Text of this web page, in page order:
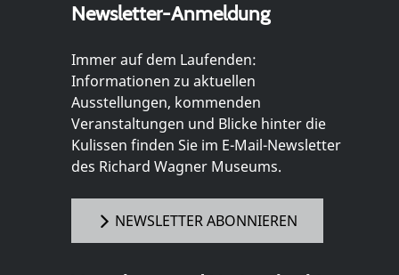
Newsletter-Anmeldung
Immer auf dem Laufenden:
Informationen zu aktuellen
Ausstellungen, kommenden
Veranstaltungen und Blicke hinter die
Kulissen finden Sie im E-Mail-Newsletter
des Richard Wagner Museums.
NEWSLETTER ABONNIEREN